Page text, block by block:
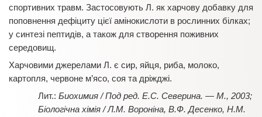
спортивних травм. Застосовують Л. як харчову добавку для
поповнення дефіциту цієї амінокислоти в рослинних білках;
у синтезі пептидів, а також для створення поживних
середовищ.
Харчовими джерелами Л. є сир, яйця, риба, молоко,
картопля, червоне м’ясо, соя та дріжджі.
Биохимия / Под ред. Е.С. Северина. — М., 2003;
Біологічна хімія / Л.М. Вороніна, В.Ф. Десенко, Н.М.